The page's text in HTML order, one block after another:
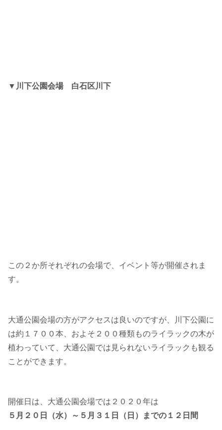
▼ 川下公園会場 白石区川下
この２か所それぞれの会場で、イベント等が開催されま
す。
大通公園会場の方がアクセスは良いのですが、川下公園に
は約１７００本、およそ２００種類ものライラックの木が
植わっていて、大通公園では見られないライラックも観る
ことができます。
開催日は、大通公園会場では２０２０年は
５月２０日（水）～５月３１日（日）までの１２日間